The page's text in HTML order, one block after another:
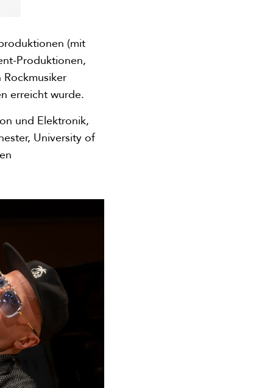
(mit
Produktionen,
erreicht wurde.
und Elektronik,
University of